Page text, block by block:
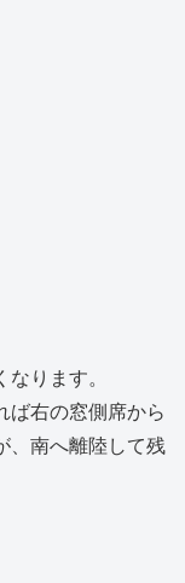
ります。
ば右の窓側席から
、南へ離陸して残